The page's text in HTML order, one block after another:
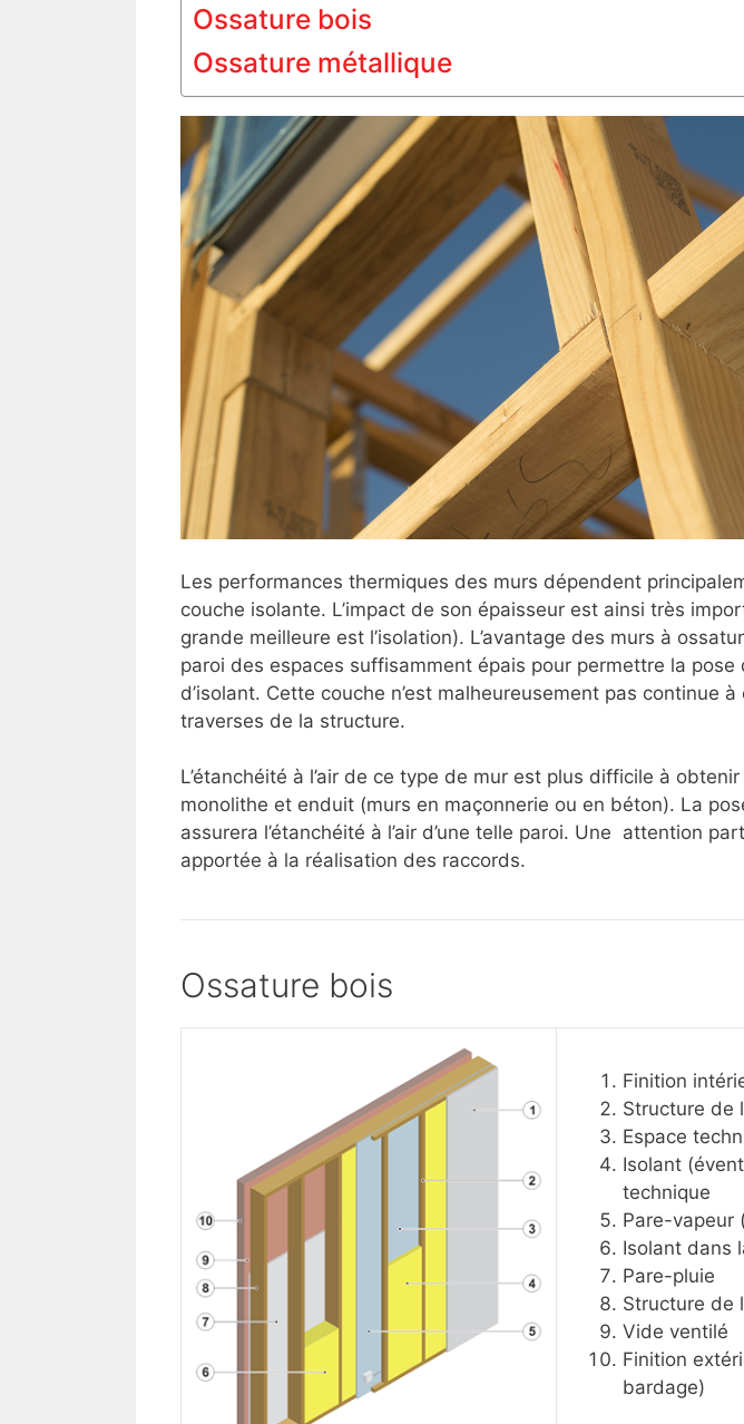
Ossature bois
Ossature métallique
Les performances thermiques des murs dépendent
couche isolante. L’impact de son épaisseur est ainsi très
grande meilleure est l’isolation). L’avantage des murs à
paroi des espaces suffisamment épais pour permettre la pose
d’isolant. Cette couche n’est malheureusement pas continue
traverses de la structure.
L’étanchéité à l’air de ce type de mur est plus difficile à
monolithe et enduit (murs en maçonnerie ou en béton). La
assurera l’étanchéité à l’air d’une telle paroi. Une attention
apportée à la réalisation des raccords.
Ossature bois
Finition
Structure de
Espace
Isolant
technique
Pare-vapeur
Isolant dans
Pare-pluie
Structure de
Vide ventilé
Finition
bardage)